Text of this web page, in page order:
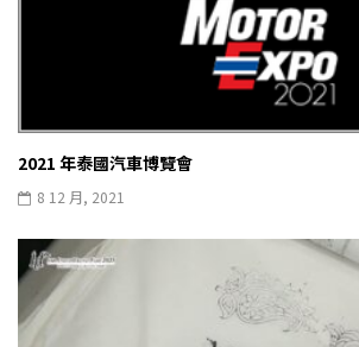
2021 年泰國汽車博覽會
8 12 月, 2021